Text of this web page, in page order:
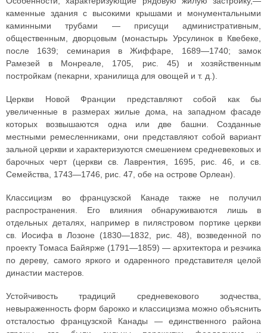
каменные здания с высокими крышами и монументальными
каминными трубами — присущи административным,
общественным, дворцовым (монастырь Урсулинок в Квебеке,
после 1639; семинария в Жиффаре, 1689—1740; замок
Рамезей в Монреале, 1705, рис. 45) и хозяйственным
постройкам (пекарни, хранилища для овощей и т. д.).
Церкви Новой Франции представляют собой как бы
увеличенные в размерах жилые дома, на западном фасаде
которых возвышаются одна или две башни. Созданные
местными ремесленниками, они представляют собой вариант
зальной церкви и характеризуются смешением средневековых и
барочных черт (церкви св. Лаврентия, 1695, рис. 46, и св.
Семейства, 1743—1746, рис. 47, обе на острове Орлеан).
Классицизм во французской Канаде также не получил
распространения. Его влияния обнаруживаются лишь в
отдельных деталях, например в пилястровом портике церкви
св. Иосифа в Лозоне (1830—1832, рис. 48), возведенной по
проекту Томаса Байярже (1791—1859) — архитектора и резчика
по дереву, самого яркого и одаренного представителя целой
династии мастеров.
Устойчивость традиций средневекового зодчества,
невыраженность форм барокко и классицизма можно объяснить
отсталостью французской Канады — единственного района